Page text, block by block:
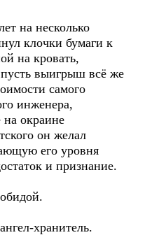
на несколько
клочки бумаги к
на кровать,
выигрыш всё же
самого
инженера,
на окраине
он желал
его уровня
и признание.
хранитель.